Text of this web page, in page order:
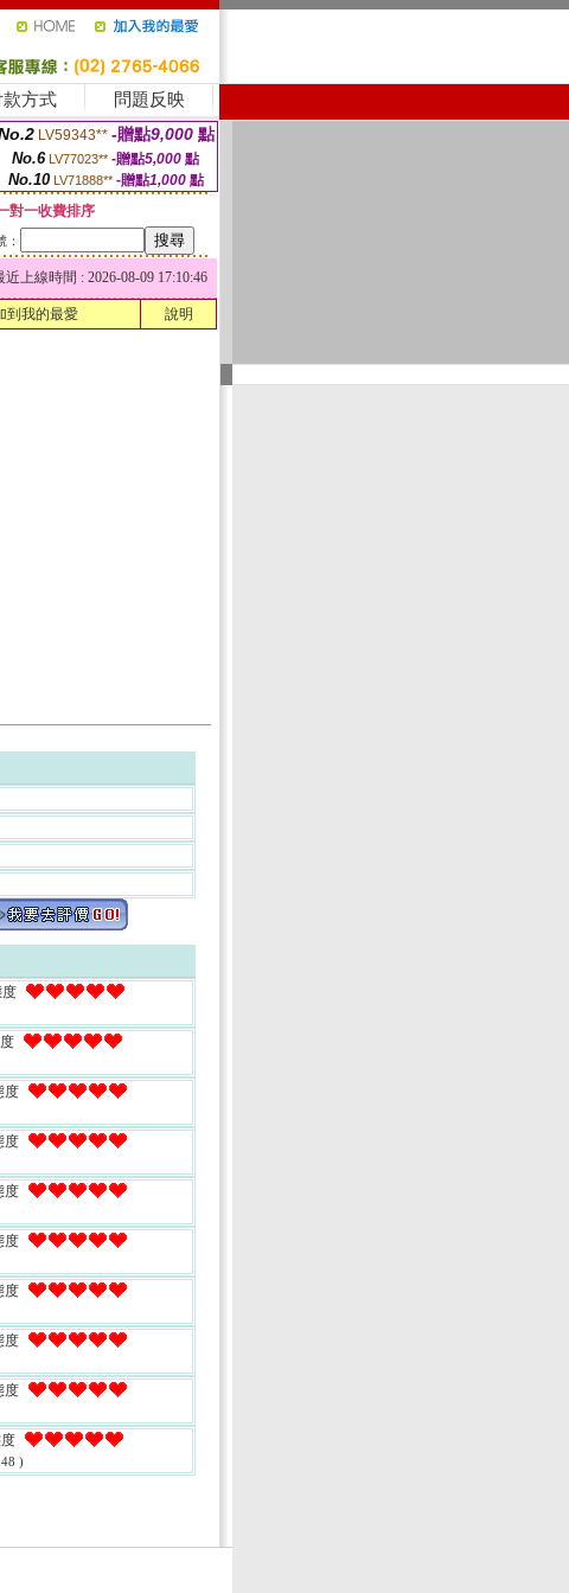
款方式 問題反映
LV59343** -贈點9,000 點
No.6 LV77023** -贈點5,000點
No.10 LV71888** -贈點1,000 點
對一收費排序
近上線時間 : 2026-08-09 17:10:46
到我的最愛 說明
度
度
度
度
度
度
度
)